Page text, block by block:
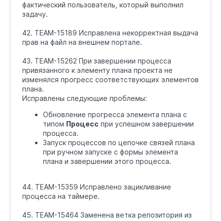
фактический пользователь, который выполнил
задачу.
42. TEAM-15189 Исправлена некорректная выдача
прав на файл на внешнем портале.
43. TEAM-15262 При завершении процесса
привязанного к элементу плана проекта не
изменялся прогресс соответствующих элементов
плана.
Исправлены следующие проблемы:
Обновление прогресса элемента плана с
типом Процесс при успешном завершении
процесса.
Запуск процессов по цепочке связей плана
при ручном запуске с формы элемента
плана и завершении этого процесса.
44. TEAM-15359 Исправлено зацикливание
процесса на таймере.
45. TEAM-15464 Заменена ветка репозитория из